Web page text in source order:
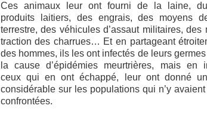
Ces animaux leur ont fourni de la laine,
produits laitiers, des engrais, des moyens
terrestre, des véhicules d’assaut militaires, des
traction des charrues… Et en partageant
des hommes, ils les ont infectés de leurs
la cause d’épidémies meurtrières, mais en
ceux qui en ont échappé, leur ont donné
considérable sur les populations qui n’y
confrontées.